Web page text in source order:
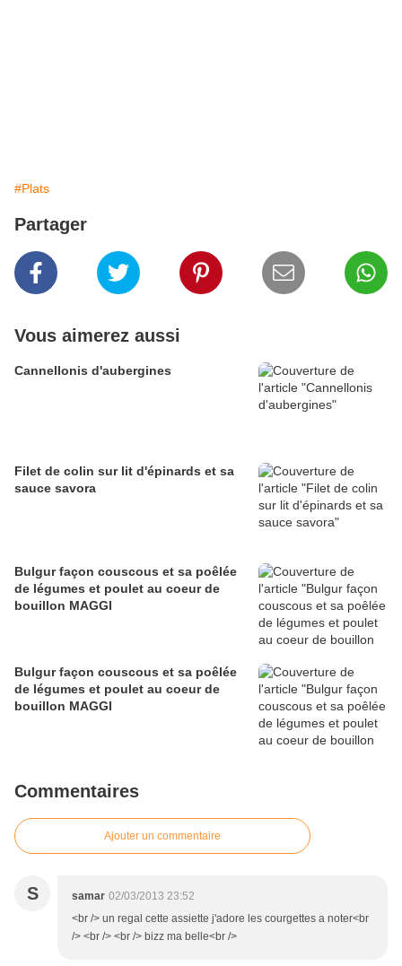
#Plats
Partager
Vous aimerez aussi
Cannellonis d'aubergines
Filet de colin sur lit d'épinards et sa
sauce savora
Bulgur façon couscous et sa poêlée
de légumes et poulet au coeur de
bouillon MAGGI
Bulgur façon couscous et sa poêlée
de légumes et poulet au coeur de
bouillon MAGGI
Commentaires
Ajouter un commentaire
S samar 02/03/2013 23:52
<br /> un regal cette assiette j'adore les courgettes a noter<br
/> <br /> <br /> bizz ma belle<br />